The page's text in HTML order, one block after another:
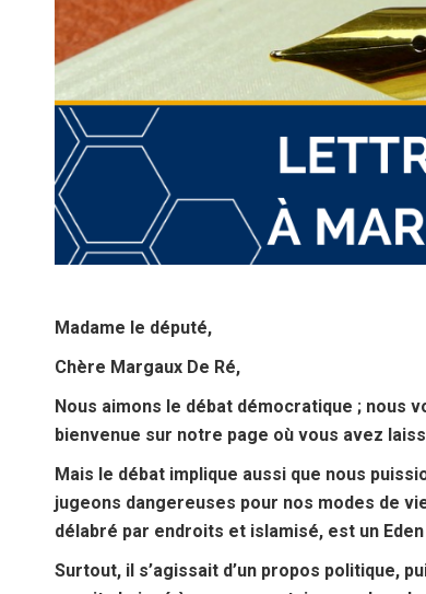
Madame le député,
Chère Margaux De Ré,
Nous aimons le débat démocratique ; nous
bienvenue sur notre page où vous avez
Mais le débat implique aussi que nous
jugeons dangereuses pour nos modes de
délabré par endroits et islamisé, est un
Surtout, il s’agissait d’un propos politique,